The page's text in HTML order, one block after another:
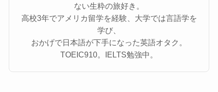
ない生粋の旅好き。
高校3年でアメリカ留学を経験、大学では言語学を
学び、
おかげで日本語が下手になった英語オタク。
TOEIC910。IELTS勉強中。